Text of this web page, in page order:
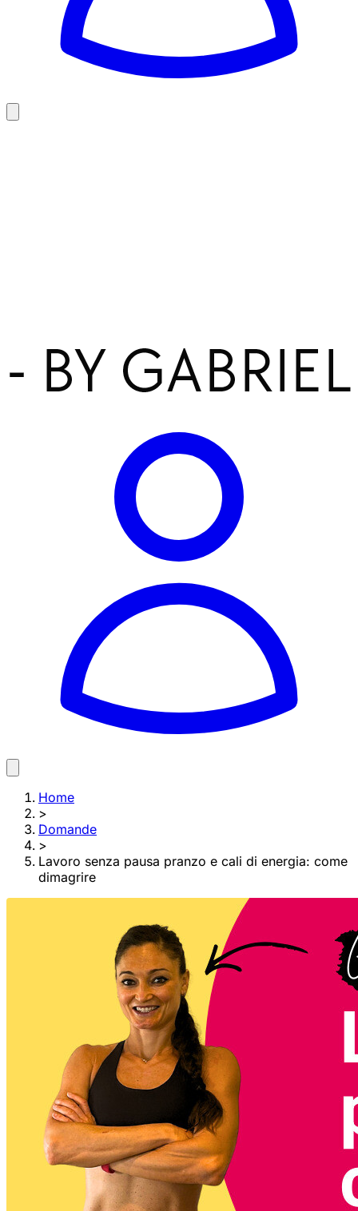
Home
>
Domande
>
Lavoro senza pausa pranzo e cali di energia: come
dimagrire